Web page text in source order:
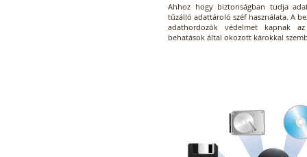
Ahhoz hogy biztonságban tudja
tűzálló adattároló széf használata. A
adathordozók védelmet kapnak
behatások által okozott károkkal